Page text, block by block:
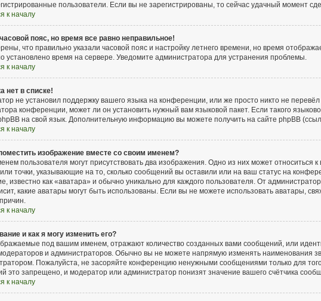
пользователи. Если вы не зарегистрированы, то сейчас удачный момент
к началу
пояс, но время все равно неправильное!
что правильно указали часовой пояс и настройку летнего времени, но время
установлено время на сервере. Уведомите администратора для устранения проблемы.
к началу
нет в списке!
не установил поддержку вашего языка на конференции, или же просто никто не
конференции, может ли он установить нужный вам языковой пакет. Если такого
на свой язык. Дополнительную информацию вы можете получить на сайте phpBB
к началу
изображение вместе со своим именем?
пользователя могут присутствовать два изображения. Одно из них может относиться
точки, указывающие на то, сколько сообщений вы оставили или на ваш статус на
известно как «аватара» и обычно уникально для каждого пользователя. От
какие аватары могут быть использованы. Если вы не можете использовать аватары,
к началу
и как я могу изменить его?
под вашим именем, отражают количество созданных вами сообщений, или
и администраторов. Обычно вы не можете напрямую изменять наименования
Пожалуйста, не засоряйте конференцию ненужными сообщениями только для
это запрещено, и модератор или администратор понизят значение вашего счётчика
к началу